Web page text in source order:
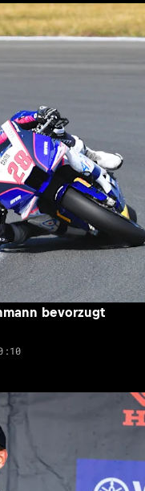
bevorzugt